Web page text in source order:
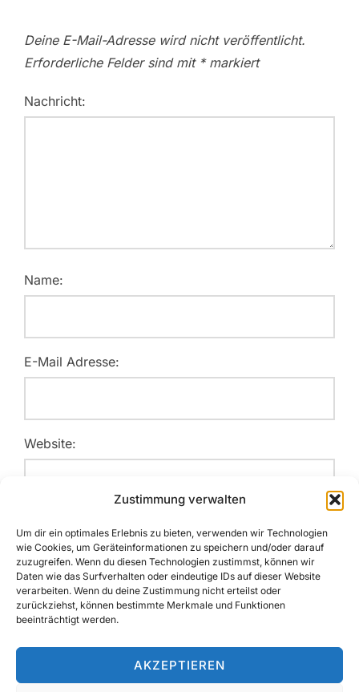
Zustimmung verwalten
Um dir ein optimales Erlebnis zu bieten, verwenden wir Technologien
wie Cookies, um Geräteinformationen zu speichern und/oder darauf
zuzugreifen. Wenn du diesen Technologien zustimmst, können wir
Daten wie das Surfverhalten oder eindeutige IDs auf dieser Website
verarbeiten. Wenn du deine Zustimmung nicht erteilst oder
zurückziehst, können bestimmte Merkmale und Funktionen
beeinträchtigt werden.
AKZEPTIEREN
Deine E-Mail-Adresse wird nicht veröffentlicht.
Erforderliche Felder sind mit *markiert
Nachricht:
Name:
E-Mail Adresse:
Website:
für meinen nächsten Kommentar speichern.